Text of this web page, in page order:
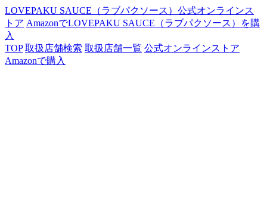
LOVEPAKU SAUCE（ラブパクソース）公式オンラインス
トア AmazonでLOVEPAKU SAUCE（ラブパクソース）を購
入
TOP 取扱店舗検索 取扱店舗一覧 公式オンラインストア
Amazonで購入